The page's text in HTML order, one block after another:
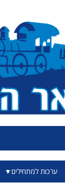
ערכות למתחילים